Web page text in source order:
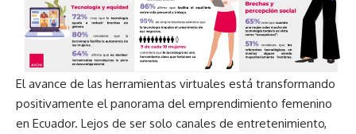
El avance de las herramientas virtuales está transformando
positivamente el panorama del emprendimiento femenino
en Ecuador. Lejos de ser solo canales de entretenimiento,